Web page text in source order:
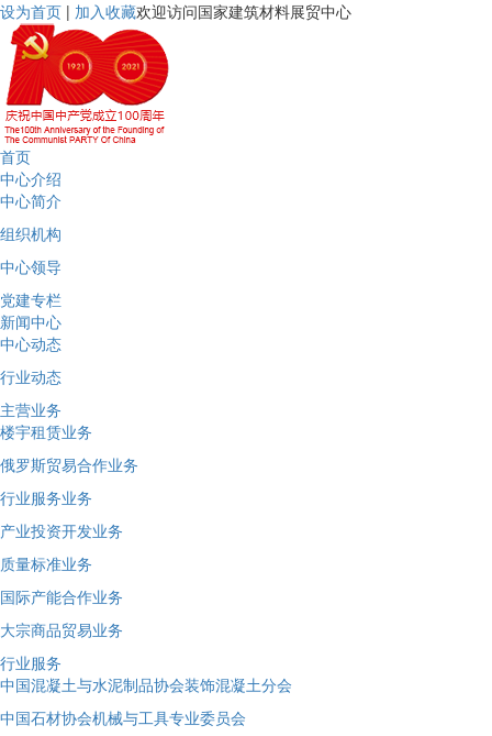
设为首页 | 加入收藏欢迎访问国家建筑材料展贸中心
首页
中心介绍
中心简介
组织机构
中心领导
党建专栏
新闻中心
中心动态
行业动态
主营业务
楼宇租赁业务
俄罗斯贸易合作业务
行业服务业务
产业投资开发业务
质量标准业务
国际产能合作业务
大宗商品贸易业务
行业服务
中国混凝土与水泥制品协会装饰混凝土分会
中国石材协会机械与工具专业委员会